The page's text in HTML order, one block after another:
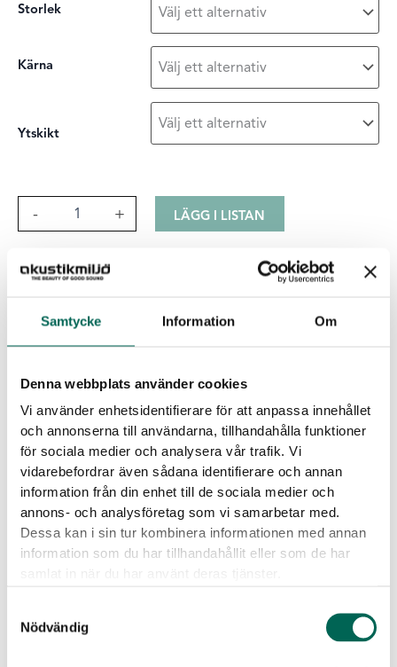
Samtycke Information Om
Denna webbplats använder cookies
Vi använder enhetsidentifierare för att anpassa innehållet
och annonserna till användarna, tillhandahålla funktioner
för sociala medier och analysera vår trafik. Vi
vidarebefordrar även sådana identifierare och annan
information från din enhet till de sociala medier och
annons- och analysföretag som vi samarbetar med.
Dessa kan i sin tur kombinera informationen med annan
information som du har tillhandahållit eller som de har
samlat in när du har använt deras tjänster.
Nödvändig
Storlek
Kärna
Ytskikt
-
Off
+ LÄGG I LISTAN
Egenskaper för EcoSund
Inga farliga kemikalier:
EcoSUND släpper inte ifrån sig fibrer
som kliar eller irriterar.
Nedladdningsbara filer
Produktblad